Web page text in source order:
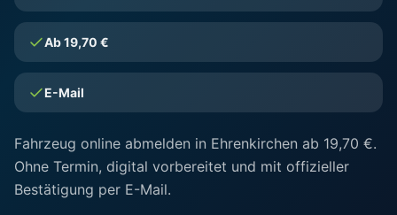
Ab 19,70 €
E-Mail
Fahrzeug online abmelden in Ehrenkirchen ab 19,70 €.
Ohne Termin, digital vorbereitet und mit offizieller
Bestätigung per E-Mail.